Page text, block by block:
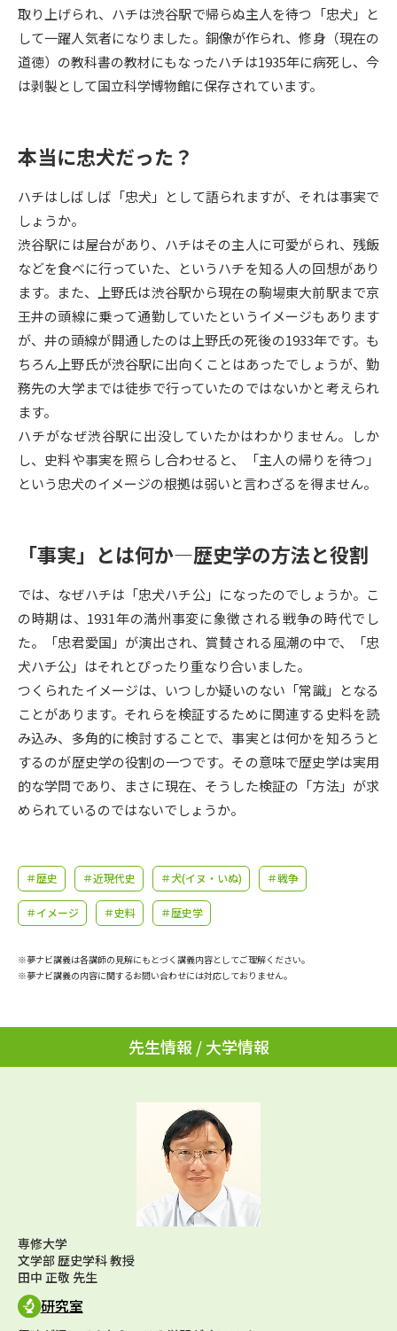
大学研究 大学検索
大学で学べる内容や特徴を調べる
デジタルパンフレット
新学年スタート号特集ページ
新学年スタート号特集ページ
（高2生用）
SELFBRAND特集ページ
オープンキャンパスなどを調べる
オープンキャンパス検索
来場型・Web型イベント特集 夢ナビライブ
志望校・出願校を調べる
併願校選び 受験スケジュールを立てよう
先輩が入学を決めた理由 テレメール全国一斉進学調査
新生活お役立ちガイド
大学で学びたい学問発見
ユーザーサポート
受付内容・発送状況の確認
個人情報取扱規定
テレメール進学カタログ
取り上げられ、ハチは渋谷駅で帰らぬ主人を待つ「忠犬」と
して一躍人気者になりました。銅像が作られ、修身（現在の
道徳）の教科書の教材にもなったハチは1935年に病死し、今
は剥製として国立科学博物館に保存されています。
本当に忠犬だった？
ハチはしばしば「忠犬」として語られますが、それは事実で
しょうか。
渋谷駅には屋台があり、ハチはその主人に可愛がられ、残飯
などを食べに行っていた、というハチを知る人の回想があり
ます。また、上野氏は渋谷駅から現在の駒場東大前駅まで京
王井の頭線に乗って通勤していたというイメージもあります
が、井の頭線が開通したのは上野氏の死後の1933年です。も
ちろん上野氏が渋谷駅に出向くことはあったでしょうが、勤
務先の大学までは徒歩で行っていたのではないかと考えられ
ます。
ハチがなぜ渋谷駅に出没していたかはわかりません。しか
し、史料や事実を照らし合わせると、「主人の帰りを待つ」
という忠犬のイメージの根拠は弱いと言わざるを得ません。
「事実」とは何か―歴史学の方法と役割
では、なぜハチは「忠犬ハチ公」になったのでしょうか。こ
の時期は、1931年の満州事変に象徴される戦争の時代でし
た。「忠君愛国」が演出され、賞賛される風潮の中で、「忠
犬ハチ公」はそれとぴったり重なり合いました。
つくられたイメージは、いつしか疑いのない「常識」となる
ことがあります。それらを検証するために関連する史料を読
み込み、多角的に検討することで、事実とは何かを知ろうと
するのが歴史学の役割の一つです。その意味で歴史学は実用
的な学問であり、まさに現在、そうした検証の「方法」が求
められているのではないでしょうか。
＃歴史 ＃近現代史 ＃犬(イヌ・いぬ) ＃戦争
＃イメージ ＃史料 ＃歴史学
※夢ナビ講義は各講師の見解にもとづく講義内容としてご理解ください。
※夢ナビ講義の内容に関するお問い合わせには対応しておりません。
先生情報 / 大学情報
専修大学
文学部 歴史学科 教授
田中 正敬 先生
研究室